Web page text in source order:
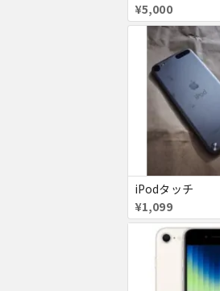
¥5,000
iPodタッチ
¥1,099